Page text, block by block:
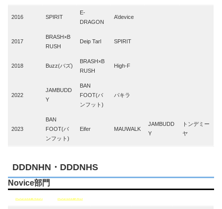
2016 SPIRIT
E-
DRAGON
A’device
2017
BRASH×B
RUSH
Deip Tarl SPIRIT
2018 Buzz(バズ)
BRASH×B
RUSH
High-F
2022
JAMBUDD
Y
BAN
FOOT(バ
ンフット)
パキラ
2023
BAN
FOOT(バ
ンフット)
Eifer MAUWALK
JAMBUDD
Y
トンデミー
ヤ
DDDNHN・DDDNHS
Novice部門
South 2nd South 1st